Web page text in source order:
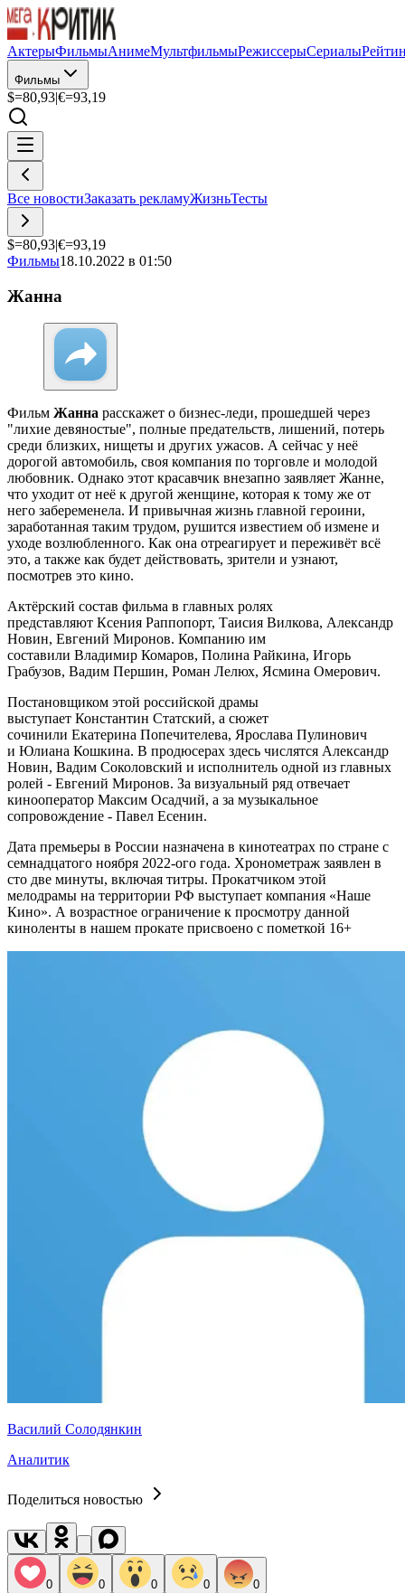
АктерыФильмыАнимеМультфильмыРежиссерыСериалы
Фильмы
$=80,93|€=93,19
Все новостиЗаказать рекламуЖизньТесты
$=80,93|€=93,19
Фильмы18.10.2022 в 01:50
Жанна
Фильм Жанна расскажет о бизнес-леди, прошедшей через
"лихие девяностые", полные предательств, лишений, потерь
среди близких, нищеты и других ужасов. А сейчас у неё
дорогой автомобиль, своя компания по торговле и молодой
любовник. Однако этот красавчик внезапно заявляет Жанне,
что уходит от неё к другой женщине, которая к тому же от
него забеременела. И привычная жизнь главной героини,
заработанная таким трудом, рушится известием об измене и
уходе возлюбленного. Как она отреагирует и переживёт всё
это, а также как будет действовать, зрители и узнают,
посмотрев это кино.
Актёрский состав фильма в главных ролях
представляют Ксения Раппопорт, Таисия Вилкова, Александр
Новин, Евгений Миронов. Компанию им
составили Владимир Комаров, Полина Райкина, Игорь
Грабузов, Вадим Першин, Роман Лелюх, Ясмина Омерович.
Постановщиком этой российской драмы
выступает Константин Статский, а сюжет
сочинили Екатерина Попечителева, Ярослава Пулинович
и Юлиана Кошкина. В продюсерах здесь числятся Александр
Новин, Вадим Соколовский и исполнитель одной из главных
ролей - Евгений Миронов. За визуальный ряд отвечает
кинооператор Максим Осадчий, а за музыкальное
сопровождение - Павел Есенин.
Дата премьеры в России назначена в кинотеатрах по стране с
семнадцатого ноября 2022-ого года. Хронометраж заявлен в
сто две минуты, включая титры. Прокатчиком этой
мелодрамы на территории РФ выступает компания «Наше
Кино». А возрастное ограничение к просмотру данной
киноленты в нашем прокате присвоено с пометкой 16+
Василий Солодянкин
Аналитик
Поделиться новостью
0 0 0 0 0